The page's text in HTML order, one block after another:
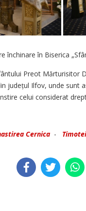
închinare în Biserica
Preot Mărturisitor
județul Ilfov, unde sunt
celui considerat
Cernica -